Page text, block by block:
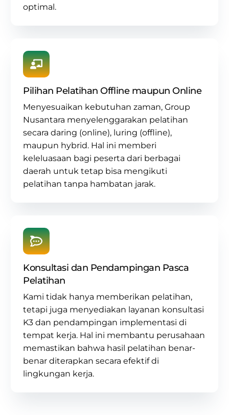
optimal.
Pilihan Pelatihan Offline maupun Online
Menyesuaikan kebutuhan zaman, Group
Nusantara menyelenggarakan pelatihan
secara daring (online), luring (offline),
maupun hybrid. Hal ini memberi
keleluasaan bagi peserta dari berbagai
daerah untuk tetap bisa mengikuti
pelatihan tanpa hambatan jarak.
Konsultasi dan Pendampingan Pasca
Pelatihan
Kami tidak hanya memberikan pelatihan,
tetapi juga menyediakan layanan konsultasi
K3 dan pendampingan implementasi di
tempat kerja. Hal ini membantu perusahaan
memastikan bahwa hasil pelatihan benar-
benar diterapkan secara efektif di
lingkungan kerja.